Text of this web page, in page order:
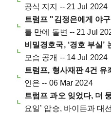
공식 지지 -- 21 Jul 2024
트럼프 "김정은에게 야
틀 만에 돌변 -- 21 Jul
비밀경호국, ‘경호 부실’
모습 공개 -- 14 Jul 2024
트럼프, 형사재판 4건 유
인은 -- 06 Mar 2024
트럼프 과오 잊었다, 더
요일’ 압승, 바이든과 대